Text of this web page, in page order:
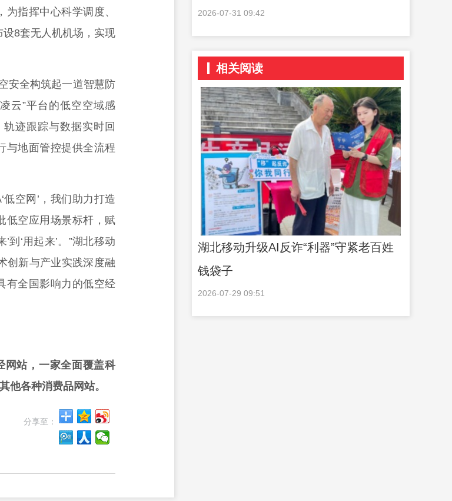
指挥中心科学调度、
8套无人机机场，实现
安全构筑起一道智慧防
云”平台的低空空域感
迹跟踪与数据实时回
与地面管控提供全流程
空网’，我们助力打造
低空应用场景标杆，赋
‘用起来’。”湖北移动
创新与产业实践深度融
有全国影响力的低空经
站，一家全面覆盖科
他各种消费品网站。
分享至：
2026-07-31 09:42
相关阅读
湖北移动升级AI反诈“利器”守紧老百姓
钱袋子
2026-07-29 09:51